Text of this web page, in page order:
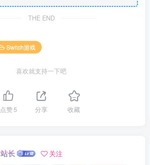
THE END
Switch游戏
喜欢就支持一下吧
点赞5 分享 收藏
站长 关注